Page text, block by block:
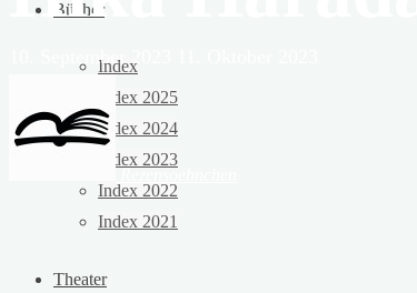
Bücher
Index
Index 2025
Index 2024
Index 2023
Index 2022
Index 2021
Theater
10. September 2023